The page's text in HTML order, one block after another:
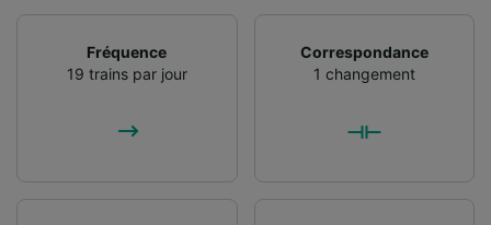
Fréquence
19 trains par jour
Correspondance
1 changement